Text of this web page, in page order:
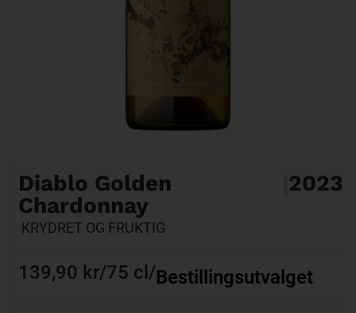
Diablo Golden
Chardonnay
|2023
KRYDRET OG FRUKTIG
139,90 kr/75 cl /Bestillingsutvalget